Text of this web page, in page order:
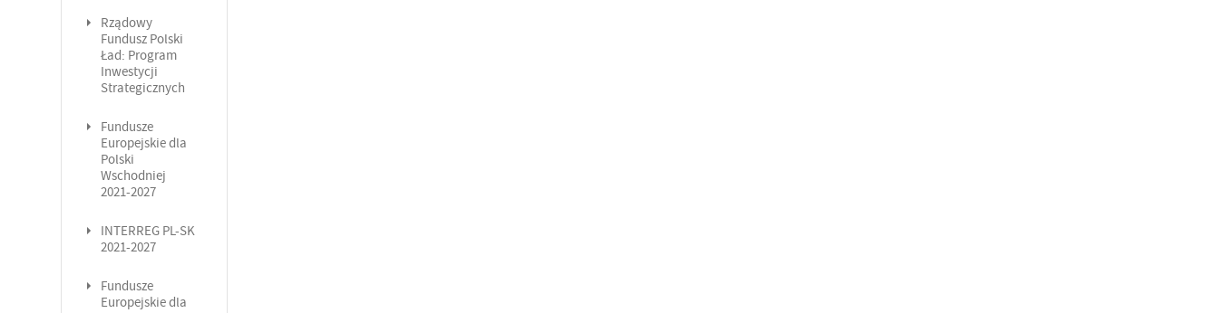
Rządowy
Fundusz Polski
Ład: Program
Inwestycji
Strategicznych
Fundusze
Europejskie dla
Polski
Wschodniej
2021-2027
INTERREG PL-SK
2021-2027
Fundusze
Europejskie dla